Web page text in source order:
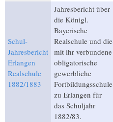
Schul-
Jahresbericht
Erlangen
Realschule
1882/1883
Jahresbericht über
die Königl.
Bayerische
Realschule und die
mit ihr verbundene
obligatorische
gewerbliche
Fortbildungsschule
zu Erlangen für
das Schuljahr
1882/83.